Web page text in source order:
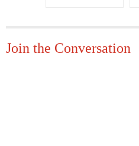
Join the Conversation